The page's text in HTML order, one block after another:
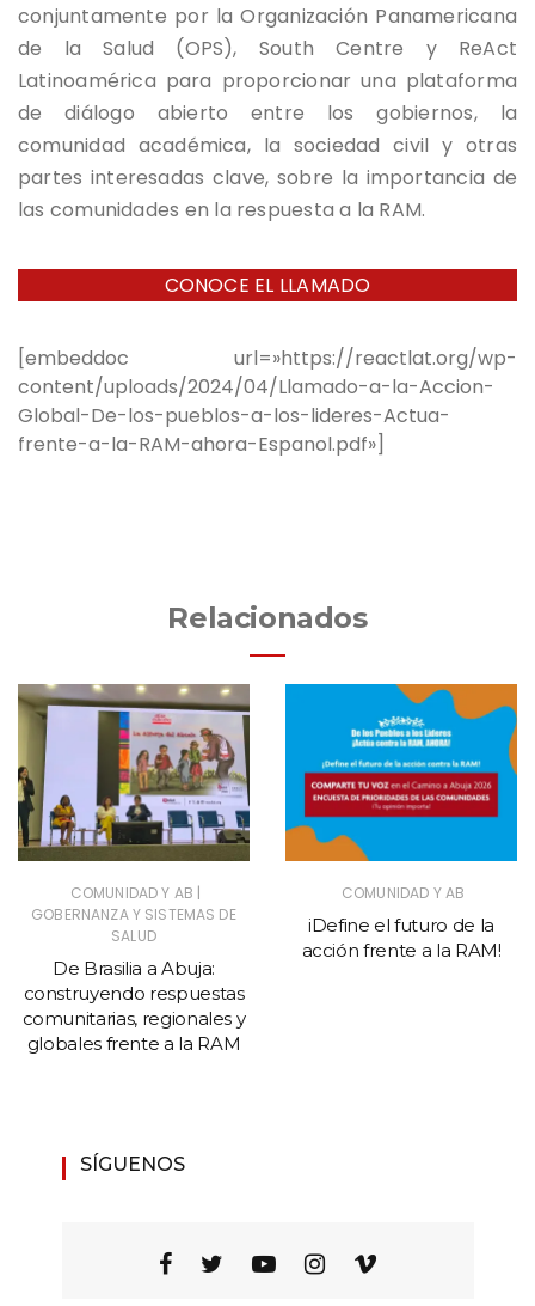
conjuntamente por la Organización Panamericana
de la Salud (OPS), South Centre y ReAct
Latinoamérica para proporcionar una plataforma
de diálogo abierto entre los gobiernos, la
comunidad académica, la sociedad civil y otras
partes interesadas clave, sobre la importancia de
las comunidades en la respuesta a la RAM.
CONOCE EL LLAMADO
[embeddoc url=»https://reactlat.org/wp-
content/uploads/2024/04/Llamado-a-la-Accion-
Global-De-los-pueblos-a-los-lideres-Actua-
frente-a-la-RAM-ahora-Espanol.pdf»]
Relacionados
COMUNIDAD Y AB |
GOBERNANZA Y SISTEMAS DE
SALUD
De Brasilia a Abuja:
construyendo respuestas
comunitarias, regionales y
globales frente a la RAM
COMUNIDAD Y AB
iDefine el futuro de la
acción frente a la RAM!
SÍGUENOS